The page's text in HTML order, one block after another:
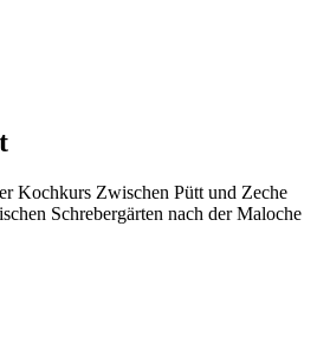
Kochkurs Zwischen Pütt und Zeche
Schrebergärten nach der Maloche